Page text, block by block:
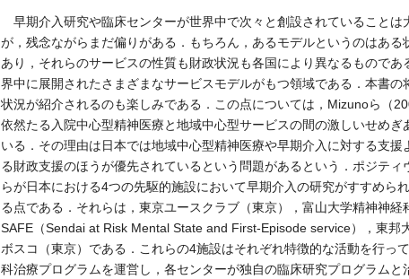
早期介入研究や臨床センターが世界中で次々と創設されていることは
が，残念ながらまだ偏りがある．もちろん，あるモデルというのはある
あり，それらのサービスの性質も財政状況も各国により異なるものであ
界中に展開されたさまざまなサービスモデルがもつ領域である．本書の
状況が紹介されるのも楽しみである．この点については，Mizunoら（
依然たる入院中心型精神医療と地域中心型サービスの間の激しいせめぎ
いる．その理由は日本では地域中心型精神医療や早期介入に対する支援
る財政支援のほうが優先されているという問題があるという．ポジティ
らが日本における4つの先駆的施設において早期介入の研究がすすめら
る点である．それらは，東京ユースクラブ（東京），富山大学精神神経
SAFE（Sendai at Risk Mental State and First-Episode service），東邦
ボスコ（東京）である．これらの4施設はそれぞれ特徴的な活動を行っ
科治療プログラムを運営し，各センターが独自の臨床研究プログラムと